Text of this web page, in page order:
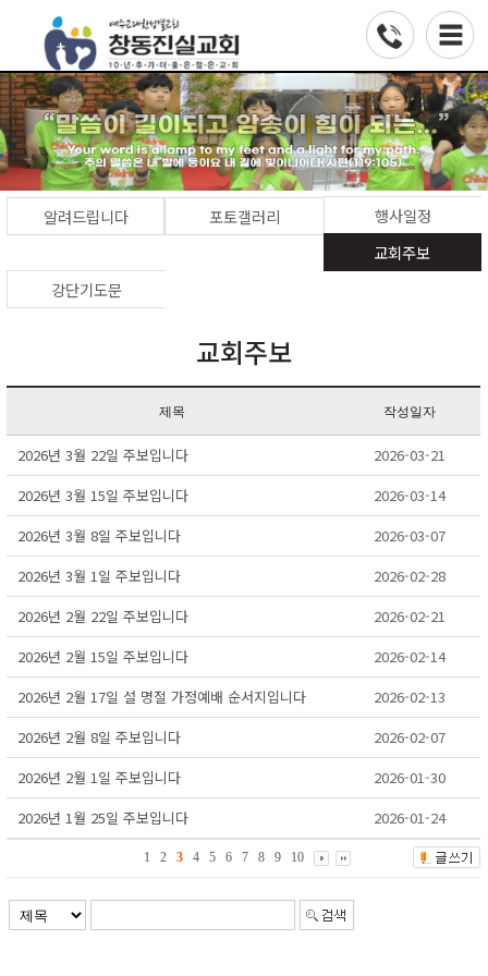
알려드립니다 포토갤러리
행사일정
교회주보
강단기도문
교회주보
제목 작성일자
2026년 3월 22일 주보입니다
2026-03-21
2026년 3월 15일 주보입니다
2026-03-14
2026년 3월 8일 주보입니다
2026-03-07
2026년 3월 1일 주보입니다
2026-02-28
2026년 2월 22일 주보입니다
2026-02-21
2026년 2월 15일 주보입니다
2026-02-14
2026년 2월 17일 설 명절 가정예배 순서지입니다
2026-02-13
2026년 2월 8일 주보입니다
2026-02-07
2026년 2월 1일 주보입니다
2026-01-30
2026년 1월 25일 주보입니다
2026-01-24
1 2 3 4 5 6 7 8 9 10